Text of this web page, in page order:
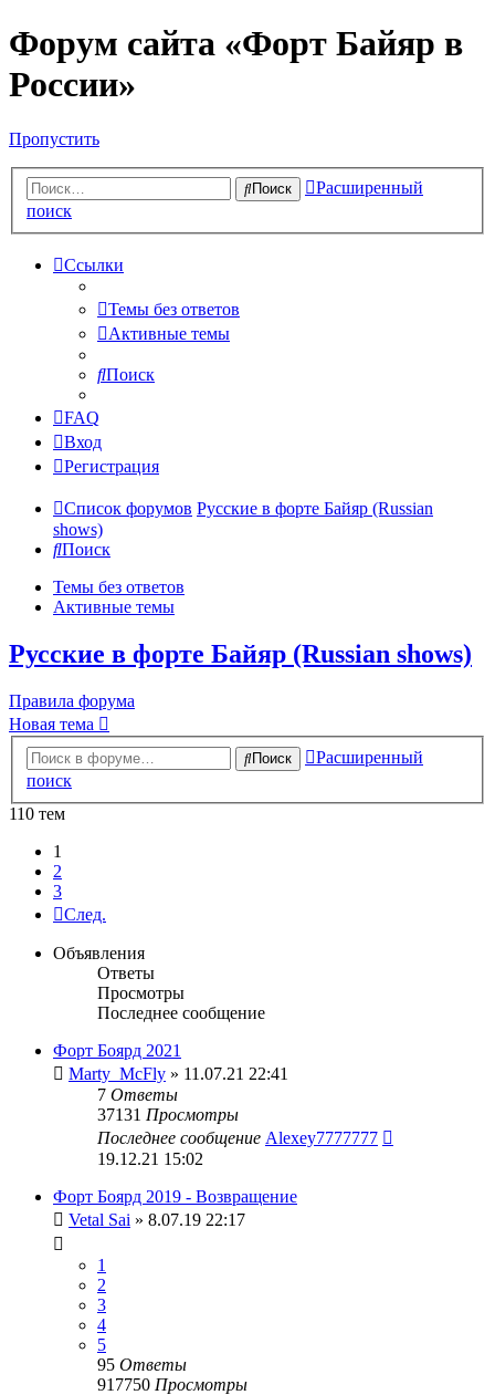
Форум сайта «Форт Байяр в
России»
Пропустить
Поиск
Расширенный
поиск
Ссылки
Темы без ответов
Активные темы
Поиск
FAQ
Вход
Регистрация
Список форумов Русские в форте Байяр (Russian
shows)
Поиск
Темы без ответов
Активные темы
Русские в форте Байяр (Russian shows)
Правила форума
Новая тема
Поиск
Расширенный
поиск
110 тем
1
2
3
След.
Объявления
Ответы
Просмотры
Последнее сообщение
Форт Боярд 2021
Marty_McFly » 11.07.21 22:41
7 Ответы
37131 Просмотры
Последнее сообщение Alexey7777777
19.12.21 15:02
Форт Боярд 2019 - Возвращение
Vetal Sai » 8.07.19 22:17
1
2
3
4
5
95 Ответы
917750 Просмотры